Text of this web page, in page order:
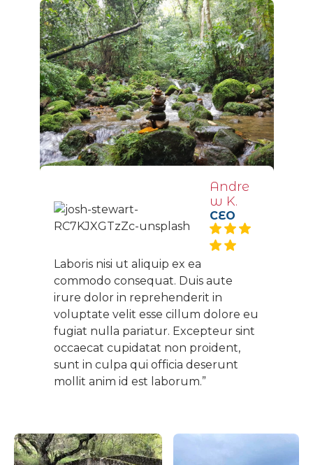
Andre
w K.
CEO
Laboris nisi ut aliquip ex ea
commodo consequat. Duis aute
irure dolor in reprehenderit in
voluptate velit esse cillum dolore eu
fugiat nulla pariatur. Excepteur sint
occaecat cupidatat non proident,
sunt in culpa qui officia deserunt
mollit anim id est laborum.”